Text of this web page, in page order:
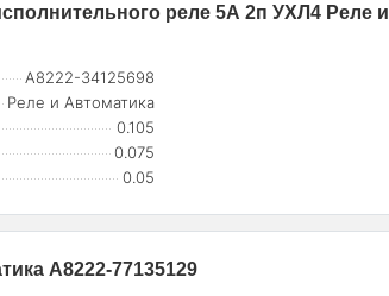
реле 5А 2п УХЛ4 Реле и
A8222-34125698
Реле и Автоматика
0.105
0.075
0.05
A8222-77135129